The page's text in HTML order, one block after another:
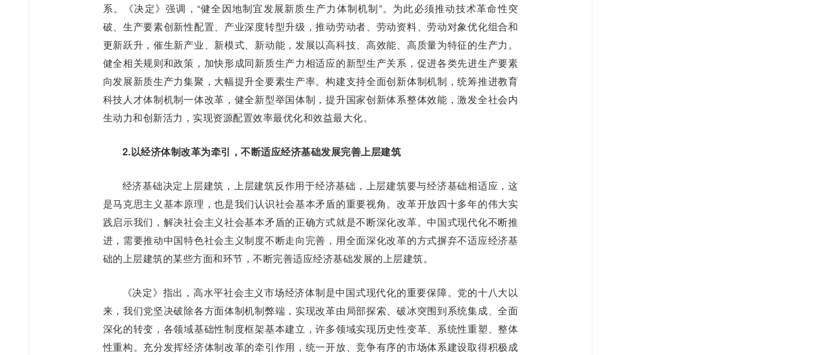
系。《决定》强调，“健全因地制宜发展新质生产力体制机制”。为此必须推动技术革命性突
破、生产要素创新性配置、产业深度转型升级，推动劳动者、劳动资料、劳动对象优化组合和
更新跃升，催生新产业、新模式、新动能，发展以高科技、高效能、高质量为特征的生产力。
健全相关规则和政策，加快形成同新质生产力相适应的新型生产关系，促进各类先进生产要素
向发展新质生产力集聚，大幅提升全要素生产率。构建支持全面创新体制机制，统筹推进教育
科技人才体制机制一体改革，健全新型举国体制，提升国家创新体系整体效能，激发全社会内
生动力和创新活力，实现资源配置效率最优化和效益最大化。
2.以经济体制改革为牵引，不断适应经济基础发展完善上层建筑
经济基础决定上层建筑，上层建筑反作用于经济基础，上层建筑要与经济基础相适应，这
是马克思主义基本原理，也是我们认识社会基本矛盾的重要视角。改革开放四十多年的伟大实
践启示我们，解决社会主义社会基本矛盾的正确方式就是不断深化改革。中国式现代化不断推
进，需要推动中国特色社会主义制度不断走向完善，用全面深化改革的方式摒弃不适应经济基
础的上层建筑的某些方面和环节，不断完善适应经济基础发展的上层建筑。
《决定》指出，高水平社会主义市场经济体制是中国式现代化的重要保障。党的十八大以
来，我们党坚决破除各方面体制机制弊端，实现改革由局部探索、破冰突围到系统集成、全面
深化的转变，各领域基础性制度框架基本建立，许多领域实现历史性变革、系统性重塑、整体
性重构。充分发挥经济体制改革的牵引作用，统一开放、竞争有序的市场体系建设取得积极成